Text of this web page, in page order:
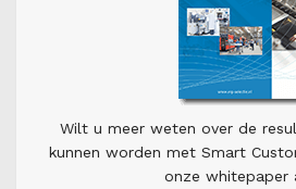
Wilt u meer weten over de
kunnen worden met Smart
onze whitepaper